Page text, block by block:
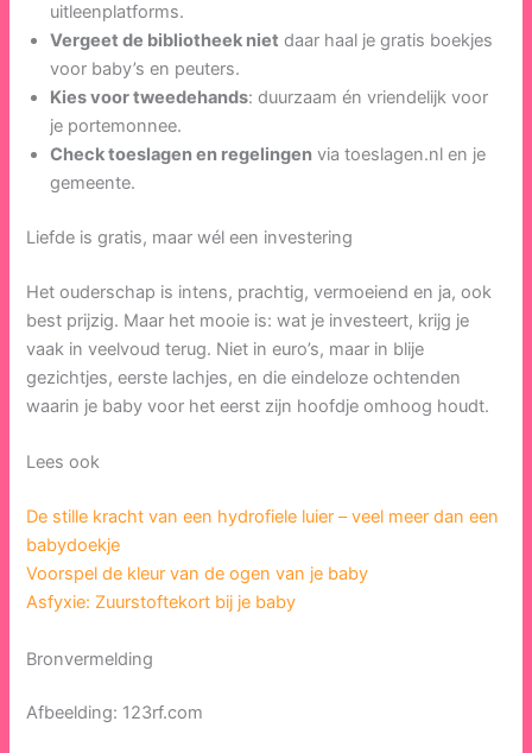
uitleenplatforms.
Vergeet de bibliotheek niet daar haal je gratis boekjes
voor baby’s en peuters.
Kies voor tweedehands: duurzaam én vriendelijk voor
je portemonnee.
Check toeslagen en regelingen via toeslagen.nl en je
gemeente.
Liefde is gratis, maar wél een investering
Het ouderschap is intens, prachtig, vermoeiend en ja, ook
best prijzig. Maar het mooie is: wat je investeert, krijg je
vaak in veelvoud terug. Niet in euro’s, maar in blije
gezichtjes, eerste lachjes, en die eindeloze ochtenden
waarin je baby voor het eerst zijn hoofdje omhoog houdt.
Lees ook
De stille kracht van een hydrofiele luier – veel meer dan een
babydoekje
Voorspel de kleur van de ogen van je baby
Asfyxie: Zuurstoftekort bij je baby
Bronvermelding
Afbeelding: 123rf.com